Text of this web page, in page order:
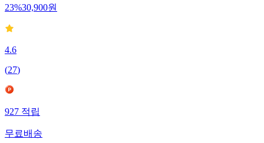
23%30,900원
4.6
(27)
927적립
무료배송